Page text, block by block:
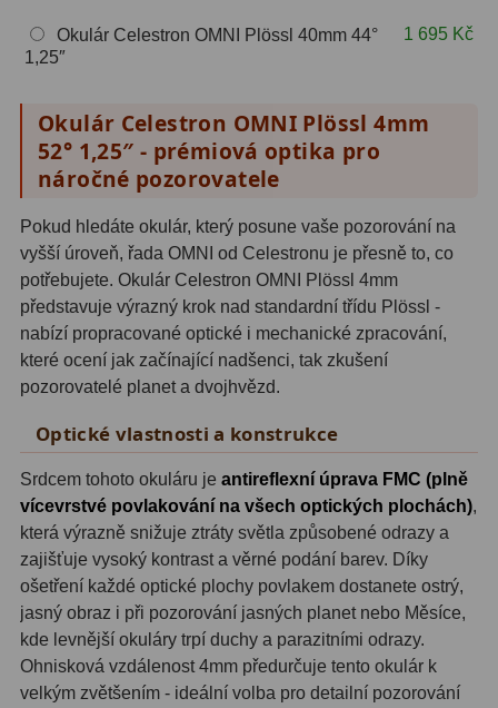
Barevné66
Planetární kamery20
Deep-Sky kamery28
Guiding kamery14
T-kroužky 16
Adaptéry projekční11
Adaptéry T239
Filtry L-RGB7
Filtry Pass6
Filtry Block 10
Filtry Clip5
Filtry CCD Hα, OIII 7
Filtrová kola a rámy16
Okulár Celestron OMNI Plössl 40mm 44°
1,25″
1 695 Kč
Okulár Celestron OMNI Plössl 4mm
52° 1,25″ - prémiová optika pro
náročné pozorovatele
Pokud hledáte okulár, který posune vaše pozorování na
vyšší úroveň, řada OMNI od Celestronu je přesně to, co
potřebujete. Okulár Celestron OMNI Plössl 4mm
představuje výrazný krok nad standardní třídu Plössl -
nabízí propracované optické i mechanické zpracování,
které ocení jak začínající nadšenci, tak zkušení
pozorovatelé planet a dvojhvězd.
Optické vlastnosti a konstrukce
Srdcem tohoto okuláru je antireflexní úprava FMC (plně
vícevrstvé povlakování na všech optických plochách),
která výrazně snižuje ztráty světla způsobené odrazy a
zajišťuje vysoký kontrast a věrné podání barev. Díky
ošetření každé optické plochy povlakem dostanete ostrý,
jasný obraz i při pozorování jasných planet nebo Měsíce,
kde levnější okuláry trpí duchy a parazitními odrazy.
Ohnisková vzdálenost 4mm předurčuje tento okulár k
velkým zvětšením - ideální volba pro detailní pozorování